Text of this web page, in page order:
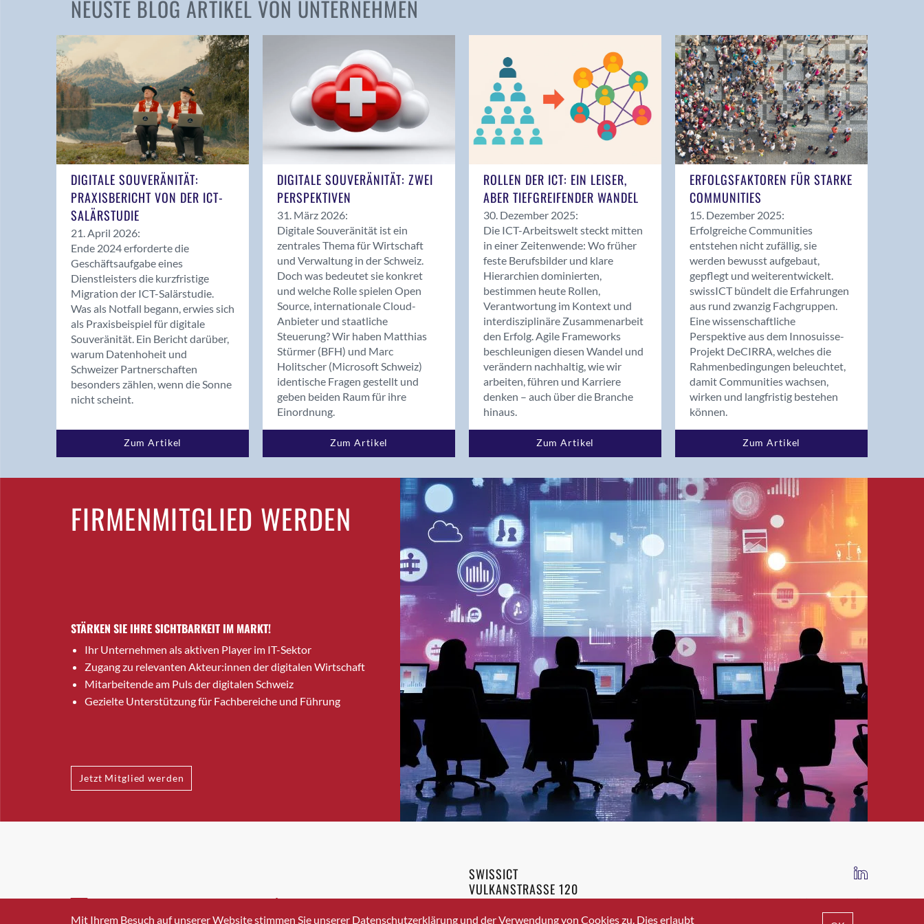
Andelfingen
Balsthal
Balzers
Bassersdorf
Benken (SG)
Bergdietikon
Bern - Liebefeld
Birsfelden
Bolligen
Bonaduz
Bonstetten
Bottighofen
Bremgarten bei Bern
Brig-Glis
Bronschhofen
Brugg
Brugg AG
Burgdorf
Bäretswil
Bülach
Cazis
Crissier
Davos Platz
NEUSTE BLOG ARTIKEL VON UNTERNEHMEN
DIGITALE SOUVERÄNITÄT:
PRAXISBERICHT VON DER ICT-
SALÄRSTUDIE
21. April 2026:
Ende 2024 erforderte die
Geschäftsaufgabe eines
Dienstleisters die kurzfristige
Migration der ICT-Salärstudie.
Was als Notfall begann, erwies sich
als Praxisbeispiel für digitale
Souveränität. Ein Bericht darüber,
warum Datenhoheit und
Schweizer Partnerschaften
besonders zählen, wenn die Sonne
nicht scheint.
Zum Artikel
DIGITALE SOUVERÄNITÄT: ZWEI
PERSPEKTIVEN
31. März 2026:
Digitale Souveränität ist ein
zentrales Thema für Wirtschaft
und Verwaltung in der Schweiz.
Doch was bedeutet sie konkret
und welche Rolle spielen Open
Source, internationale Cloud-
Anbieter und staatliche
Steuerung? Wir haben Matthias
Stürmer (BFH) und Marc
Holitscher (Microsoft Schweiz)
identische Fragen gestellt und
geben beiden Raum für ihre
Einordnung.
Zum Artikel
ROLLEN DER ICT: EIN LEISER,
ABER TIEFGREIFENDER WANDEL
30. Dezember 2025:
Die ICT-Arbeitswelt steckt mitten
in einer Zeitenwende: Wo früher
feste Berufsbilder und klare
Hierarchien dominierten,
bestimmen heute Rollen,
Verantwortung im Kontext und
interdisziplinäre Zusammenarbeit
den Erfolg. Agile Frameworks
beschleunigen diesen Wandel und
verändern nachhaltig, wie wir
arbeiten, führen und Karriere
denken – auch über die Branche
hinaus.
Zum Artikel
ERFOLGSFAKTOREN FÜR STARKE
COMMUNITIES
15. Dezember 2025:
Erfolgreiche Communities
entstehen nicht zufällig, sie
werden bewusst aufgebaut,
gepflegt und weiterentwickelt.
swissICT bündelt die Erfahrungen
aus rund zwanzig Fachgruppen.
Eine wissenschaftliche
Perspektive aus dem Innosuisse-
Projekt DeCIRRA, welches die
Rahmenbedingungen beleuchtet,
damit Communities wachsen,
wirken und langfristig bestehen
können.
Zum Artikel
FIRMENMITGLIED WERDEN
STÄRKEN SIE IHRE SICHTBARKEIT IM MARKT!
Ihr Unternehmen als aktiven Player im IT-Sektor
Zugang zu relevanten Akteur:innen der digitalen Wirtschaft
Mitarbeitende am Puls der digitalen Schweiz
Gezielte Unterstützung für Fachbereiche und Führung
Jetzt Mitglied werden
INFO@SWISSICT.CH +41 43 336 40 20
SWISSICT
VULKANSTRASSE 120
8048 ZURICH
IMPRESSUM DATENSCHUTZ AGB
Mit Ihrem Besuch auf unserer Website stimmen Sie unserer Datenschutzerklärung und der Verwendung von Cookies zu. Dies erlaubt